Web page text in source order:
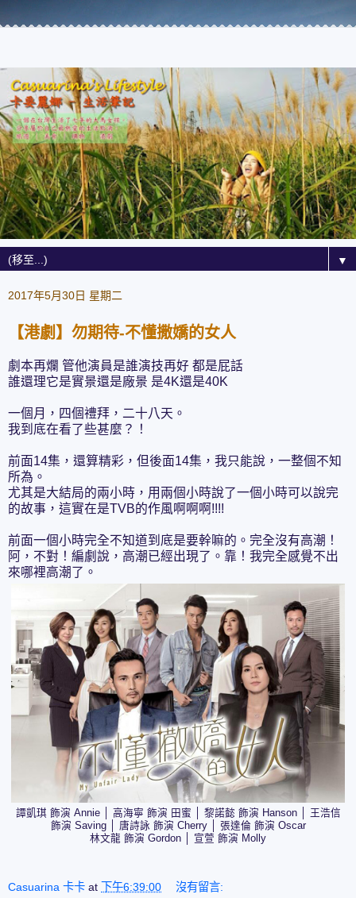
▼
2017年5月30日 星期二
【港劇】勿期待-不懂撒嬌的女人
劇本再爛 管他演員是誰演技再好 都是屁話
誰還理它是實景還是廠景 是4K還是40K
一個月，四個禮拜，二十八天。
我到底在看了些甚麼？！
前面14集，還算精彩，但後面14集，我只能說，一整個不知
所為。
尤其是大結局的兩小時，用兩個小時說了一個小時可以說完
的故事，這實在是TVB的作風啊啊啊!!!!
前面一個小時完全不知道到底是要幹嘛的。完全沒有高潮！
阿，不對！編劇說，高潮已經出現了。靠！我完全感覺不出
來哪裡高潮了。
譚凱琪 飾演 Annie │ 高海寧 飾演 田蜜 │ 黎諾懿 飾演 Hanson │ 王浩信
飾演 Saving │ 唐詩詠 飾演 Cherry │ 張達倫 飾演 Oscar
林文龍 飾演 Gordon │ 宣萱 飾演 Molly
Casuarina 卡卡 at 下午6:39:00 沒有留言: